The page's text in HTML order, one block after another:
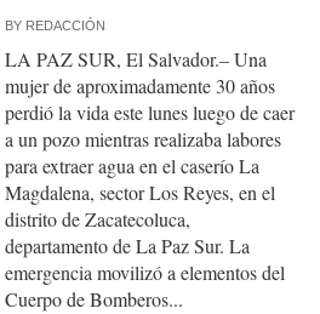
BY REDACCIÓN
LA PAZ SUR, El Salvador.– Una
mujer de aproximadamente 30 años
perdió la vida este lunes luego de caer
a un pozo mientras realizaba labores
para extraer agua en el caserío La
Magdalena, sector Los Reyes, en el
distrito de Zacatecoluca,
departamento de La Paz Sur. La
emergencia movilizó a elementos del
Cuerpo de Bomberos...